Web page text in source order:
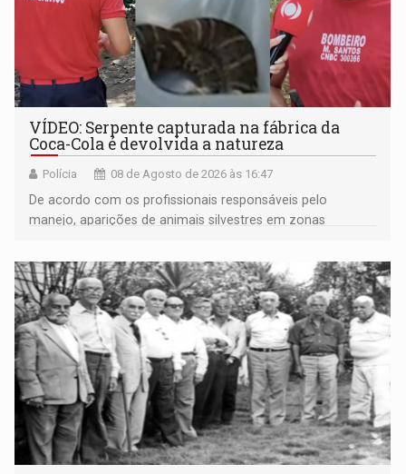
VÍDEO: Serpente capturada na fábrica da
Coca-Cola é devolvida a natureza
Polícia 08 de Agosto de 2026 às 16:47
De acordo com os profissionais responsáveis pelo
manejo, aparições de animais silvestres em zonas